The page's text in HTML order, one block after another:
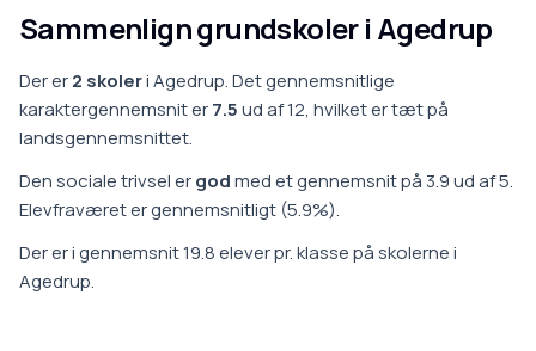
Sammenlign grundskoler i Agedrup
Der er2 skoleriAgedrup.Det gennemsnitlige
karaktergennemsnit er7.5ud af 12, hvilket ertæt på
landsgennemsnittet.
Den sociale trivsel ergodmed et gennemsnit på 3.9ud af 5.
Elevfraværet ergennemsnitligt (5.9%).
Der er i gennemsnit19.8elever pr. klasse påskolerne i
Agedrup.